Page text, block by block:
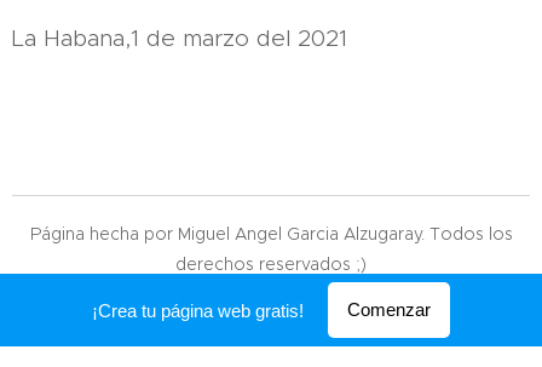
La Habana,1 de marzo del 2021
Página hecha por Miguel Angel Garcia Alzugaray. Todos los
derechos reservados ;)
Creado conWebnode
¡Crea tu página web gratis! Comenzar